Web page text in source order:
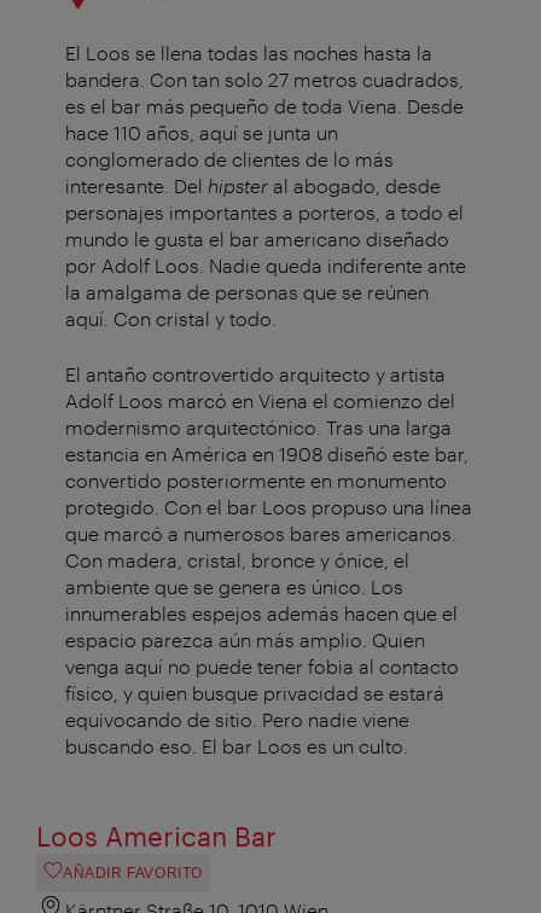
El Loos se llena todas las noches hasta la
bandera. Con tan solo 27 metros cuadrados,
es el bar más pequeño de toda Viena. Desde
hace 110 años, aquí se junta un
conglomerado de clientes de lo más
interesante. Del hipster al abogado, desde
personajes importantes a porteros, a todo el
mundo le gusta el bar americano diseñado
por Adolf Loos. Nadie queda indiferente ante
la amalgama de personas que se reúnen
aquí. Con cristal y todo.
El antaño controvertido arquitecto y artista
Adolf Loos marcó en Viena el comienzo del
modernismo arquitectónico. Tras una larga
estancia en América en 1908 diseñó este bar,
convertido posteriormente en monumento
protegido. Con el bar Loos propuso una línea
que marcó a numerosos bares americanos.
Con madera, cristal, bronce y ónice, el
ambiente que se genera es único. Los
innumerables espejos además hacen que el
espacio parezca aún más amplio. Quien
venga aquí no puede tener fobia al contacto
físico, y quien busque privacidad se estará
equivocando de sitio. Pero nadie viene
buscando eso. El bar Loos es un culto.
Loos American Bar
AÑADIR FAVORITO